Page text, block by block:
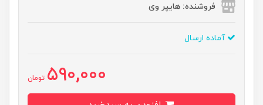
فروشنده: هایپر وی
آماده ارسال
590,000 تومان